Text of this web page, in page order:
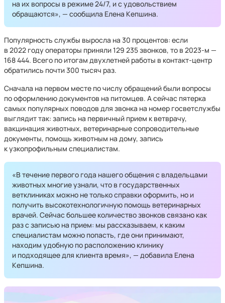
на их вопросы в режиме 24/7, и с удовольствием
обращаются», — сообщила Елена Кепшина.
Популярность службы выросла на 30 процентов: если
в 2022 году операторы приняли 129 235 звонков, то в 2023-м —
168 444. Всего по итогам двухлетней работы в контакт-центр
обратились почти 300 тысяч раз.
Сначала на первом месте по числу обращений были вопросы
по оформлению документов на питомцев. А сейчас пятерка
самых популярных поводов для звонка на номер госветслужбы
выглядит так: запись на первичный прием к ветврачу,
вакцинация животных, ветеринарные сопроводительные
документы, помощь животным на дому, запись
к узкопрофильным специалистам.
«В течение первого года нашего общения с владельцами
животных многие узнали, что в государственных
ветклиниках можно не только справки оформить, но и
получить высокотехнологичную помощь ветеринарных
врачей. Сейчас большее количество звонков связано как
раз с записью на прием: мы рассказываем, к каким
специалистам можно попасть, где они принимают,
находим удобную по расположению клинику
и подходящее для клиента время», — добавила Елена
Кепшина.